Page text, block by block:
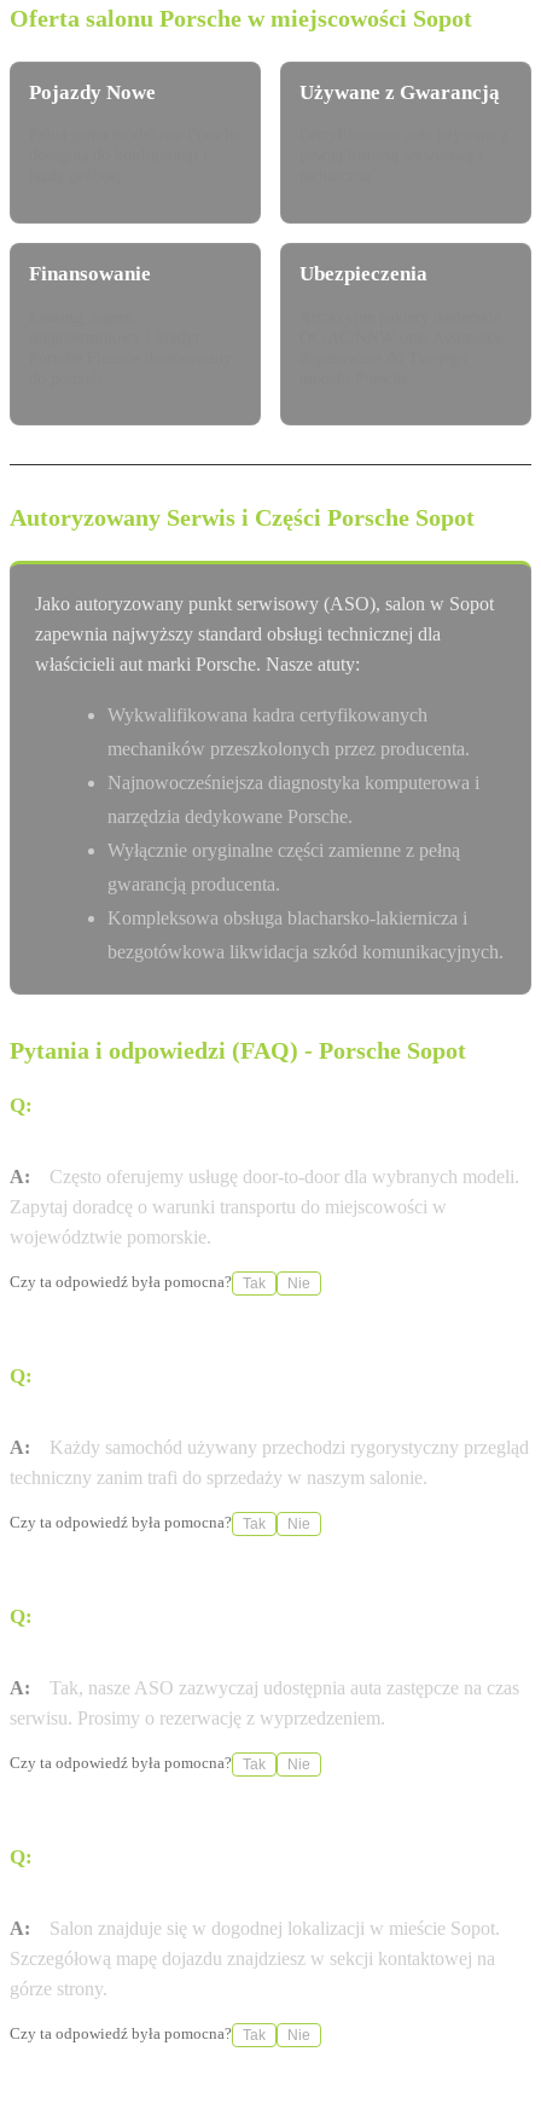
Oferta salonu Porsche w miejscowości Sopot
Pojazdy Nowe Używane z Gwarancją
Finansowanie Ubezpieczenia
Autoryzowany Serwis i Części Porsche Sopot
Jako autoryzowany punkt serwisowy (ASO), salon w Sopot
zapewnia najwyższy standard obsługi technicznej dla
właścicieli aut marki Porsche. Nasze atuty:
Wykwalifikowana kadra certyfikowanych
mechaników przeszkolonych przez producenta.
Najnowocześniejsza diagnostyka komputerowa i
narzędzia dedykowane Porsche.
Wyłącznie oryginalne części zamienne z pełną
gwarancją producenta.
Kompleksowa obsługa blacharsko-lakiernicza i
bezgotówkowa likwidacja szkód komunikacyjnych.
Pytania i odpowiedzi (FAQ) - Porsche Sopot
Q:
A:
Często oferujemy usługę door-to-door dla wybranych modeli.
Zapytaj doradcę o warunki transportu do miejscowości w
województwie pomorskie.
Czy ta odpowiedź była pomocna? Tak Nie
Q:
A:
Każdy samochód używany przechodzi rygorystyczny przegląd
techniczny zanim trafi do sprzedaży w naszym salonie.
Czy ta odpowiedź była pomocna? Tak Nie
Q:
A:
Tak, nasze ASO zazwyczaj udostępnia auta zastępcze na czas
serwisu. Prosimy o rezerwację z wyprzedzeniem.
Czy ta odpowiedź była pomocna? Tak Nie
Q:
A:
Salon znajduje się w dogodnej lokalizacji w mieście Sopot.
Szczegółową mapę dojazdu znajdziesz w sekcji kontaktowej na
górze strony.
Czy ta odpowiedź była pomocna? Tak Nie